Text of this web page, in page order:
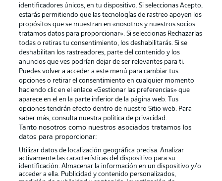
Publicidad Aviso legal
Gestionar las preferencias Declaracion de privacidad
Canales Trabajos
Jugadores Condiciones de uso
Sello Editorial Contacto
identificadores únicos, en tu dispositivo. Si seleccionas Acepto,
estarás permitiendo que las tecnologías de rastreo apoyen los
propósitos que se muestran en «nosotros y nuestros socios
tratamos datos para proporcionar». Si seleccionas Rechazarlas
todas o retiras tu consentimiento, los deshabilitarás. Si se
deshabilitan los rastreadores, parte del contenido y los
anuncios que ves podrían dejar de ser relevantes para ti.
Puedes volver a acceder a este menú para cambiar tus
opciones o retirar el consentimiento en cualquier momento
haciendo clic en el enlace «Gestionar las preferencias» que
aparece en el en la parte inferior de la página web. Tus
opciones tendrán efecto dentro de nuestro Sitio web. Para
saber más, consulta nuestra política de privacidad.
Tanto nosotros como nuestros asociados tratamos los
datos para proporcionar:
Utilizar datos de localización geográfica precisa. Analizar
activamente las características del dispositivo para su
identificación. Almacenar la información en un dispositivo y/o
acceder a ella. Publicidad y contenido personalizados,